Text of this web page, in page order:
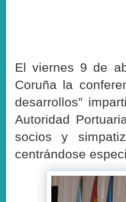
El viernes 9 de
Coruña la
desarrollos”
Autoridad
socios y
centrándose